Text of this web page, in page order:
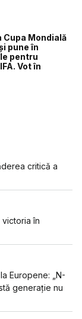
Cupa Mondială
pune în
pentru
Vot în
critică a
în
Europene: „N-
generație nu